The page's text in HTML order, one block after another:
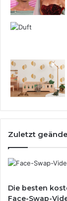
Zuletzt
Die besten
Face-Swap-